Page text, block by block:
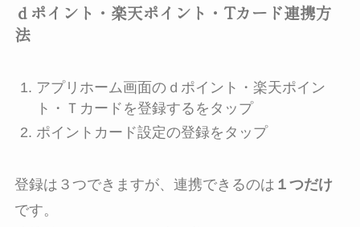
ｄポイント・楽天ポイント・Tカード連携方
法
アプリホーム画面のｄポイント・楽天ポイン
ト・Ｔカードを登録するをタップ
ポイントカード設定の登録をタップ
登録は３つできますが、連携できるのは １つだけ
です。